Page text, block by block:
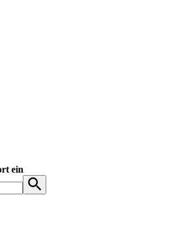
ein